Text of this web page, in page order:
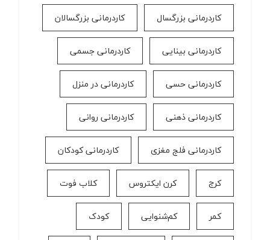
کاردرمانی بزرگسال کاردرمانی بزرگسالان
کاردرمانی بینایی کاردرمانی جسمی
کاردرمانی حسی کاردرمانی در منزل
کاردرمانی ذهنی کاردرمانی روانی
کاردرمانی فلج مغزی کاردرمانی کودکان
کرج کرن ایکتروس کلاب فوت
کمر کم‌شنوایی کودک